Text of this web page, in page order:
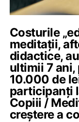
Costurile
meditații,
didactice,
ultimii 7 ani,
10.000 de
participanți
Copiii /
creștere a